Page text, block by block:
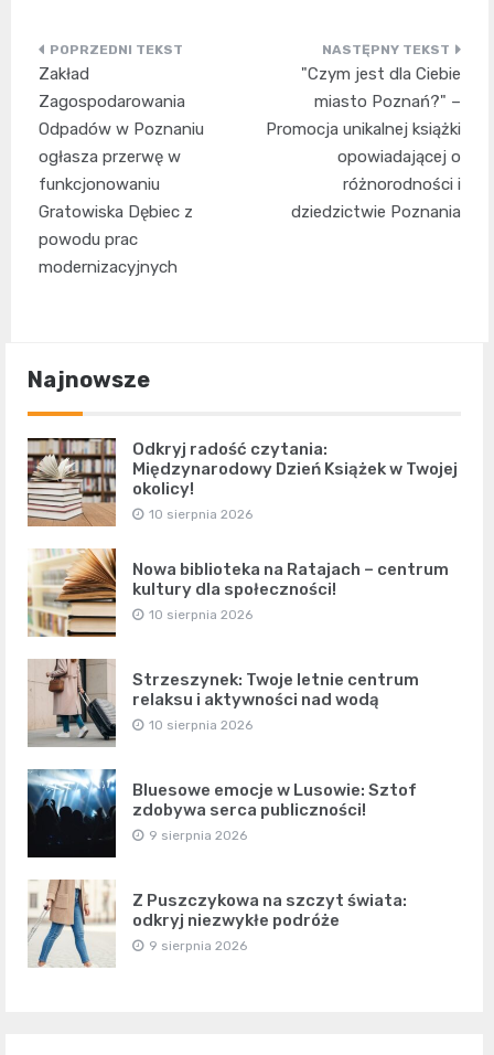
Nawigacja
wpisu
Zakład
Zagospodarowania
Odpadów w Poznaniu
ogłasza przerwę w
funkcjonowaniu
Gratowiska Dębiec z
powodu prac
modernizacyjnych
"Czym jest dla Ciebie
miasto Poznań?" –
Promocja unikalnej książki
opowiadającej o
różnorodności i
dziedzictwie Poznania
Najnowsze
Odkryj radość czytania:
Międzynarodowy Dzień Książek w Twojej
okolicy!
10 sierpnia 2026
Nowa biblioteka na Ratajach – centrum
kultury dla społeczności!
10 sierpnia 2026
Strzeszynek: Twoje letnie centrum
relaksu i aktywności nad wodą
10 sierpnia 2026
Bluesowe emocje w Lusowie: Sztof
zdobywa serca publiczności!
9 sierpnia 2026
Z Puszczykowa na szczyt świata:
odkryj niezwykłe podróże
9 sierpnia 2026